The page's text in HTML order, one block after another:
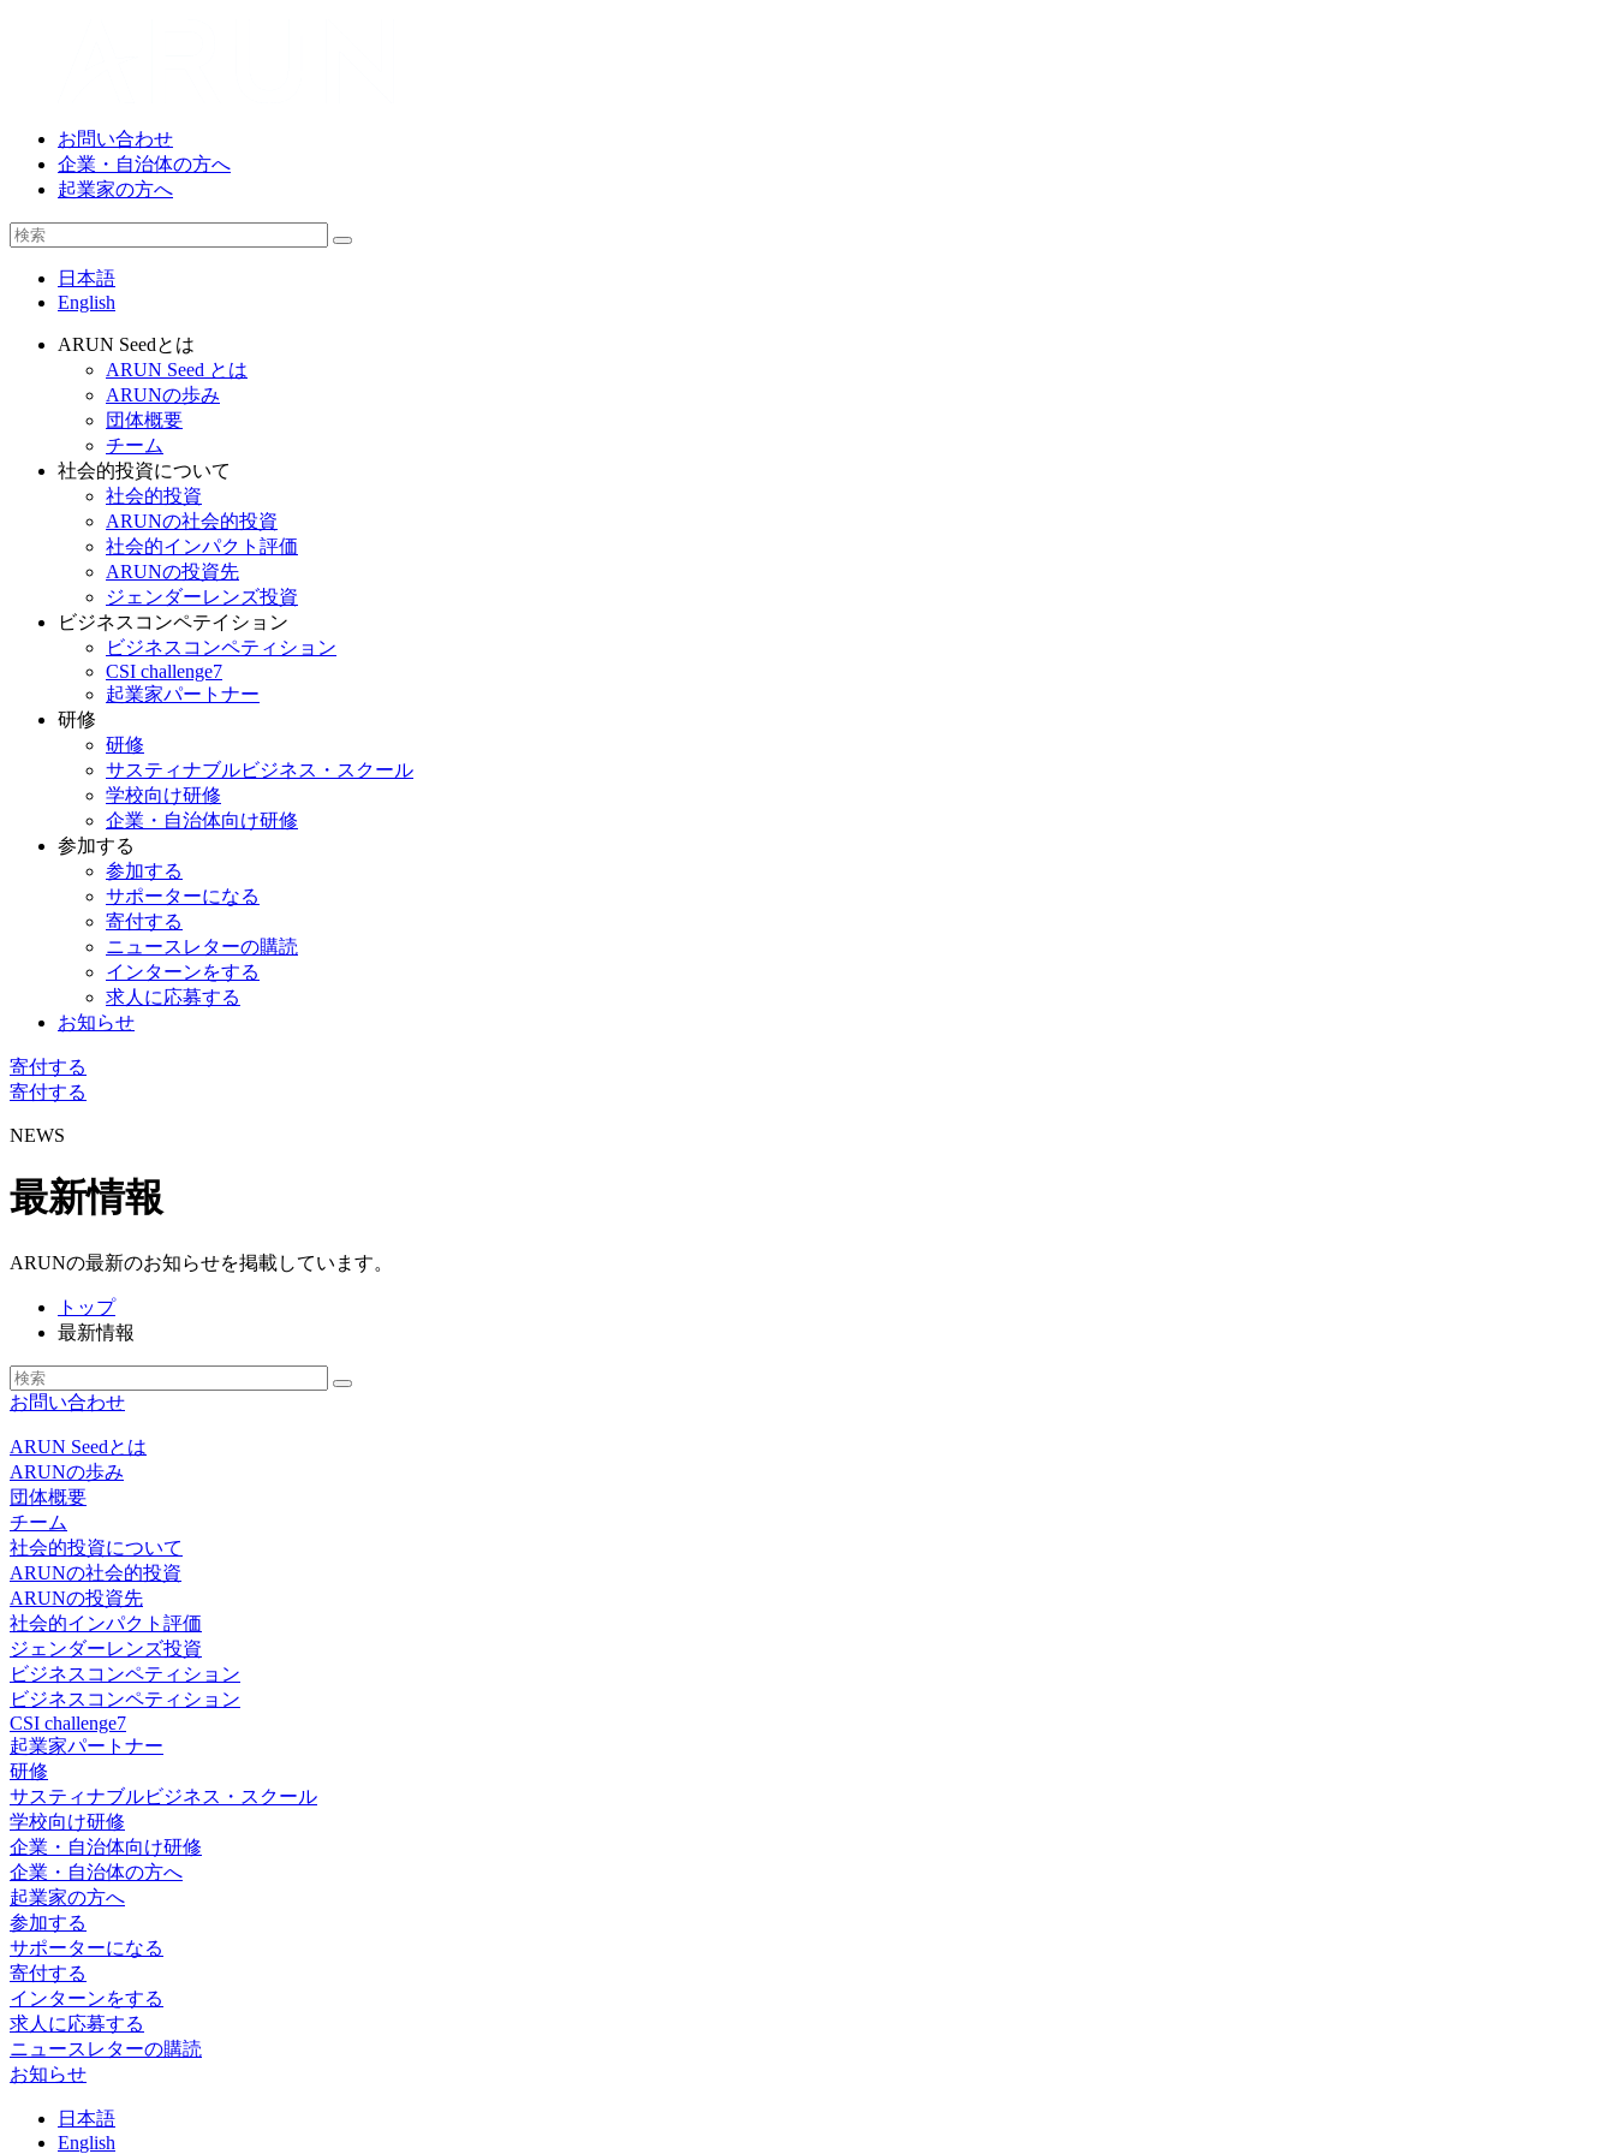
お問い合わせ
企業・自治体の方へ
起業家の方へ
日本語
English
ARUN Seedとは
ARUN Seed とは
ARUNの歩み
団体概要
チーム
社会的投資について
社会的投資
ARUNの社会的投資
社会的インパクト評価
ARUNの投資先
ジェンダーレンズ投資
ビジネスコンペテイション
ビジネスコンペティション
CSI challenge7
起業家パートナー
研修
研修
サスティナブルビジネス・スクール
学校向け研修
企業・自治体向け研修
参加する
参加する
サポーターになる
寄付する
ニュースレターの購読
インターンをする
求人に応募する
お知らせ
寄付する
寄付する
NEWS
最新情報
ARUNの最新のお知らせを掲載しています。
トップ
最新情報
お問い合わせ
ARUN Seedとは
ARUNの歩み
団体概要
チーム
社会的投資について
ARUNの社会的投資
ARUNの投資先
社会的インパクト評価
ジェンダーレンズ投資
ビジネスコンペティション
ビジネスコンペティション
CSI challenge7
起業家パートナー
研修
サスティナブルビジネス・スクール
学校向け研修
企業・自治体向け研修
企業・自治体の方へ
起業家の方へ
参加する
サポーターになる
寄付する
インターンをする
求人に応募する
ニュースレターの購読
お知らせ
日 本語
English